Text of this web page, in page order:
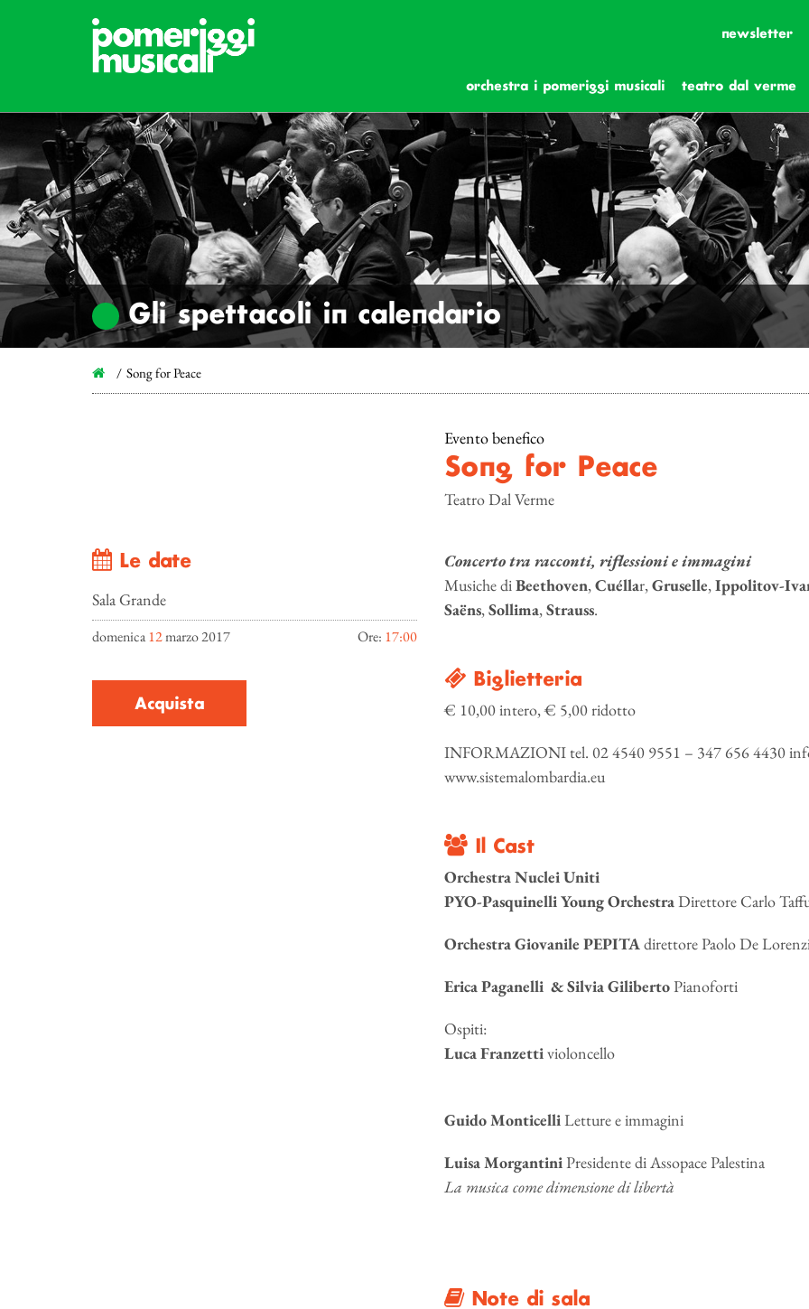
newsletter
orchestra i pomeriggi musicali teatro dal verme
Gli spettacoli in calendario
Song for Peace
Le date
Sala Grande
domenica12marzo 2017 Ore: 17:00
Acquista
Evento benefico
Song for Peace
Teatro Dal Verme
Concerto tra racconti, riflessioni e immagini
Musiche diBeethoven,Cuéllar,Gruselle,Ippolitov-
Saëns,Sollima,Strauss.
Biglietteria
€ 10,00 intero, € 5,00 ridotto
INFORMAZIONI tel. 02 4540 9551 – 347 656 4430
www.sistemalombardia.eu
Il Cast
Orchestra Nuclei Uniti
PYO-Pasquinelli Young OrchestraDirettore Carlo
Orchestra Giovanile PEPITAdirettore Paolo De
Erica Paganelli & Silvia GilibertoPianoforti
Ospiti:
Luca Franzettivioloncello
Guido MonticelliLetture e immagini
Luisa MorgantiniPresidente di Assopace Palestina
La musica come dimensione di libertà
Note di sala